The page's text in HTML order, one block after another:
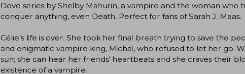
Dove series by Shelby Mahurin, a vampire and the woman
conquer anything, even Death. Perfect for fans of Sarah J. Maas.
Célie’s life is over. She took her final breath trying to save the
and enigmatic vampire king, Michal, who refused to let her go.
sun; she can hear her friends’ heartbeats and she craves their
existence of a vampire.